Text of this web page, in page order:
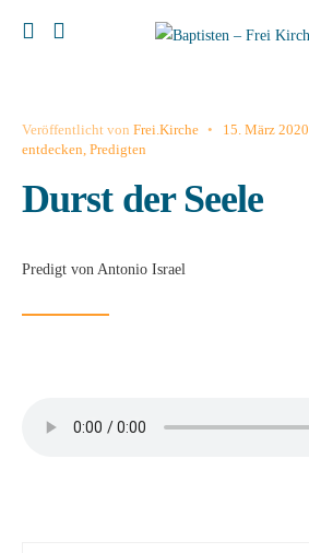
Veröffentlicht von Frei.Kirche • 15. März 2020
entdecken, Predigten
Durst der Seele
Predigt von Antonio Israel